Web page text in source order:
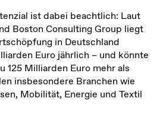
ist dabei beachtlich: Laut
Boston Consulting Group liegt
in Deutschland
Euro jährlich – und könnte
125 Milliarden Euro mehr als
insbesondere Branchen wie
Mobilität, Energie und Textil